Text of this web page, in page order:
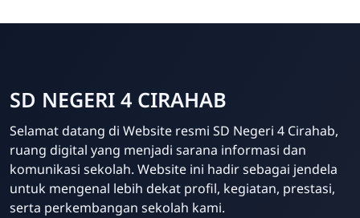
Admin
Online
SD NEGERI 4 CIRAHAB
Selamat datang di Website resmi SD Negeri 4 Cirahab,
ruang digital yang menjadi sarana informasi dan
komunikasi sekolah. Website ini hadir sebagai jendela
untuk mengenal lebih dekat profil, kegiatan, prestasi,
serta perkembangan sekolah kami.